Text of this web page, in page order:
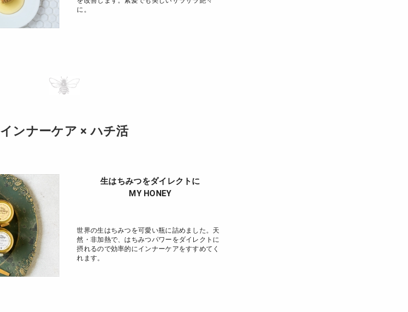
に。
インナーケア × ハチ活
生はちみつをダイレクトに
MY HONEY
世界の生はちみつを可愛い瓶に詰めました。天
然・非加熱で、はちみつパワーをダイレクトに
摂れるので効率的にインナーケアをすすめてく
れます。